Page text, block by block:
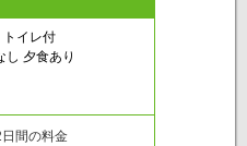
トイレ付
し 夕食あり
間の料金